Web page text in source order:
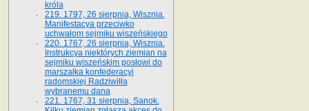
króla
219. 1797, 26 sierpnia, Wisznia.
Manifestacya przeciwko
uchwałom sejmiku wiszeńskiego
220. 1767, 26 sierpnia, Wisznia.
Instrukcya niektórych ziemian na
sejmiku wiszeńskim posłowi do
marszałka konfe­deracyi
radomskiej Radziwiłła
wybranemu dana
221. 1767, 31 sierpnia, Sanok.